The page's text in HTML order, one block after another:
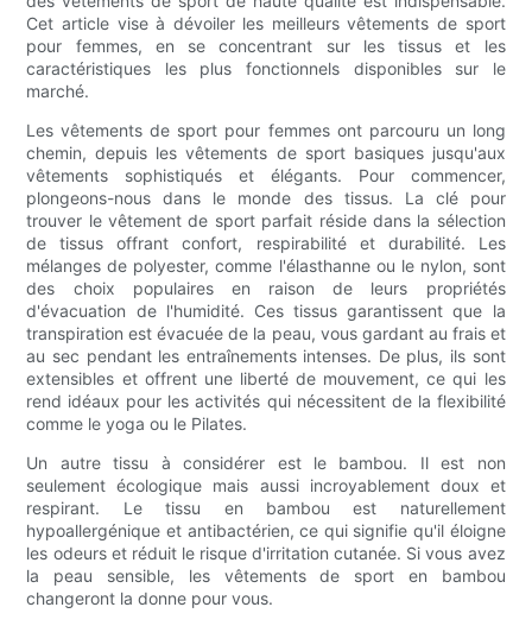
Cet article vise à dévoiler les meilleurs vêtements de sport
pour femmes, en se concentrant sur les tissus et les
caractéristiques les plus fonctionnels disponibles sur le
marché.
Les vêtements de sport pour femmes ont parcouru un long
chemin, depuis les vêtements de sport basiques jusqu'aux
vêtements sophistiqués et élégants. Pour commencer,
plongeons-nous dans le monde des tissus. La clé pour
trouver le vêtement de sport parfait réside dans la sélection
de tissus offrant confort, respirabilité et durabilité. Les
mélanges de polyester, comme l'élasthanne ou le nylon, sont
des choix populaires en raison de leurs propriétés
d'évacuation de l'humidité. Ces tissus garantissent que la
transpiration est évacuée de la peau, vous gardant au frais et
au sec pendant les entraînements intenses. De plus, ils sont
extensibles et offrent une liberté de mouvement, ce qui les
rend idéaux pour les activités qui nécessitent de la flexibilité
comme le yoga ou le Pilates.
Un autre tissu à considérer est le bambou. Il est non
seulement écologique mais aussi incroyablement doux et
respirant. Le tissu en bambou est naturellement
hypoallergénique et antibactérien, ce qui signifie qu'il éloigne
les odeurs et réduit le risque d'irritation cutanée. Si vous avez
la peau sensible, les vêtements de sport en bambou
changeront la donne pour vous.